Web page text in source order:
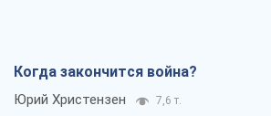
Когда закончится война?
Юрий Христензен 7,6 т.